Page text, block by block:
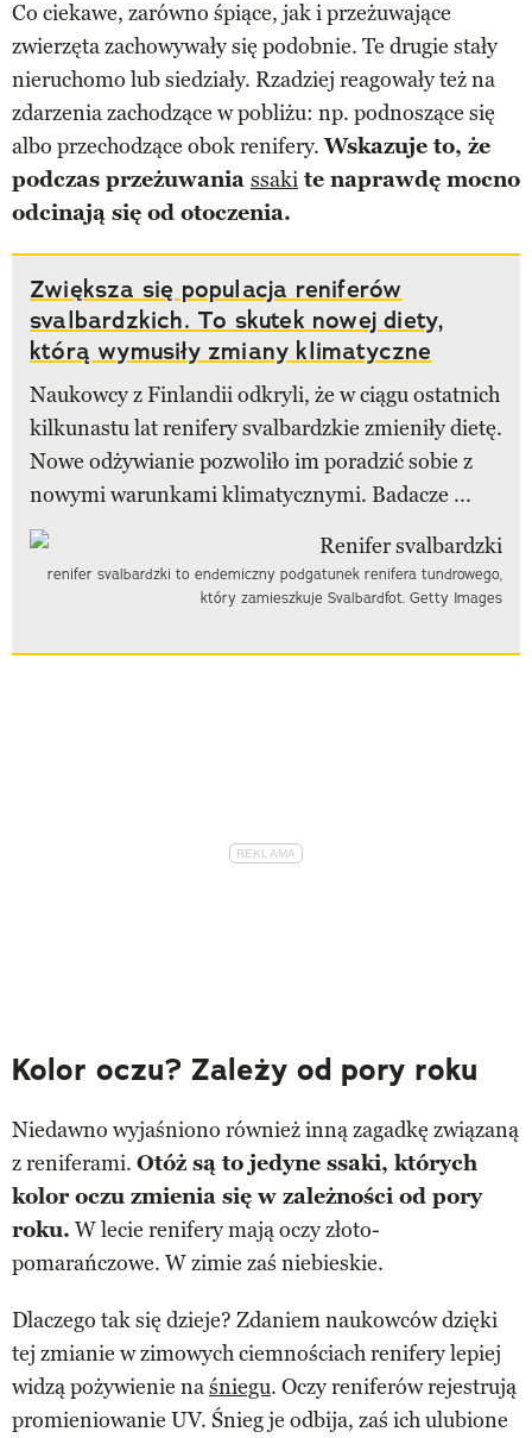
Co ciekawe, zarówno śpiące, jak i przeżuwające
zwierzęta zachowywały się podobnie. Te drugie stały
nieruchomo lub siedziały. Rzadziej reagowały też na
zdarzenia zachodzące w pobliżu: np. podnoszące się
albo przechodzące obok renifery.Wskazuje to, że
podczas przeżuwania ssaki te naprawdę mocno
odcinają się od otoczenia.
Zwiększa się populacja reniferów
svalbardzkich. To skutek nowej diety,
którą wymusiły zmiany klimatyczne
Naukowcy z Finlandii odkryli, że w ciągu ostatnich
kilkunastu lat renifery svalbardzkie zmieniły dietę.
Nowe odżywianie pozwoliło im poradzić sobie z
nowymi warunkami klimatycznymi. Badacze ...
renifer svalbardzki to endemiczny podgatunek renifera tundrowego,
który zamieszkuje Svalbardfot. Getty Images
Kolor oczu? Zależy od pory roku
Niedawno wyjaśniono również inną zagadkę związaną
z reniferami. Otóż są to jedyne ssaki, których
kolor oczu zmienia się w zależności od pory
roku. W lecie renifery mają oczy złoto-
pomarańczowe. W zimie zaś niebieskie.
Dlaczego tak się dzieje? Zdaniem naukowców dzięki
tej zmianie w zimowych ciemnościach renifery lepiej
widzą pożywienie naśniegu. Oczy reniferów rejestrują
promieniowanie UV. Śnieg je odbija, zaś ich ulubione